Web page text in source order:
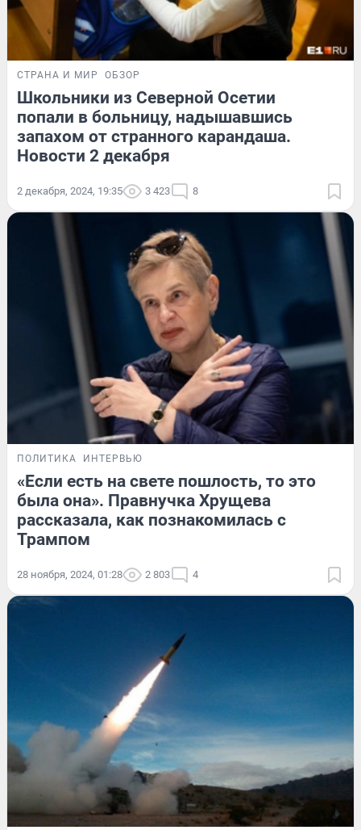
СТРАНА И МИР ОБЗОР
Школьники из Северной Осетии
попали в больницу, надышавшись
запахом от странного карандаша.
Новости 2 декабря
2 декабря, 2024, 19:35 3 423 8
ПОЛИТИКА ИНТЕРВЬЮ
«Если есть на свете пошлость, то это
была она». Правнучка Хрущева
рассказала, как познакомилась с
Трампом
28 ноября, 2024, 01:28 2 803 4